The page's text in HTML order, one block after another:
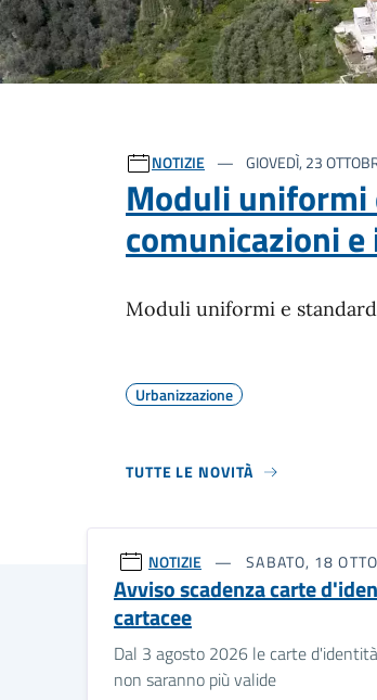
Ultime notizie
NOTIZIE GIOVEDÌ, 23
Moduli uniformi
comunicazioni
Moduli uniformi e
Urbanizzazione
TUTTE LE NOVITÀ
NOTIZIE SABATO, 18
Avviso scadenza carte
cartacee
Dal 3 agosto 2026 le carte
non saranno più valide